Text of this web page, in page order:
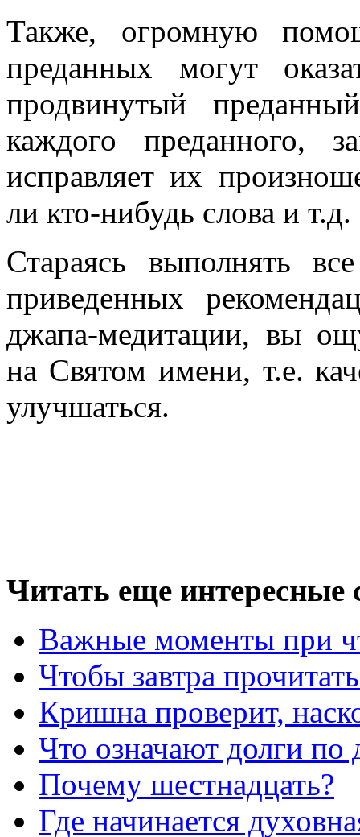
Также, огромную
преданных могут
продвинутый
каждого преданного,
исправляет их
ли кто-нибудь слова и т.д.
Стараясь выполнять
приведенных
джапа-медитации, вы
на Святом имени, т.е.
улучшаться.
Читать еще интересные
Важные моменты при
Чтобы завтра
Кришна проверит,
Что означают долги по
Почему шестнадцать?
Где начинается